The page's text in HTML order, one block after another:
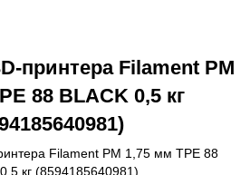
принтера Filament PM
88 BLACK 0,5 кг